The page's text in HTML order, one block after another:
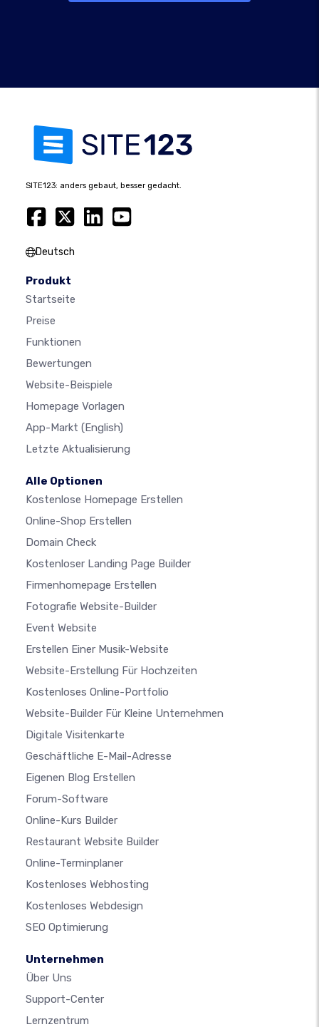
SITE123: anders gebaut, besser gedacht.
Deutsch
Produkt
Startseite
Preise
Funktionen
Bewertungen
Website-Beispiele
Homepage Vorlagen
App-Markt (English)
Letzte Aktualisierung
Alle Optionen
Kostenlose Homepage Erstellen
Online-Shop Erstellen
Domain Check
Kostenloser Landing Page Builder
Firmenhomepage Erstellen
Fotografie Website-Builder
Event Website
Erstellen Einer Musik-Website
Website-Erstellung Für Hochzeiten
Kostenloses Online-Portfolio
Website-Builder Für Kleine Unternehmen
Digitale Visitenkarte
Geschäftliche E-Mail-Adresse
Eigenen Blog Erstellen
Forum-Software
Online-Kurs Builder
Restaurant Website Builder
Online-Terminplaner
Kostenloses Webhosting
Kostenloses Webdesign
SEO Optimierung
Unternehmen
Über Uns
Support-Center
Lernzentrum